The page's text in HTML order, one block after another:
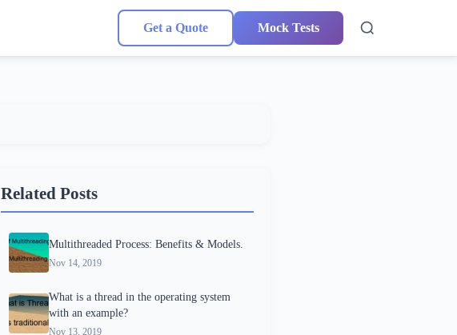
Get a Quote Mock Tests
Related Posts
Multithreaded Process: Benefits & Models.
Nov 14, 2019
What is a thread in the operating system
with an example?
Nov 13, 2019